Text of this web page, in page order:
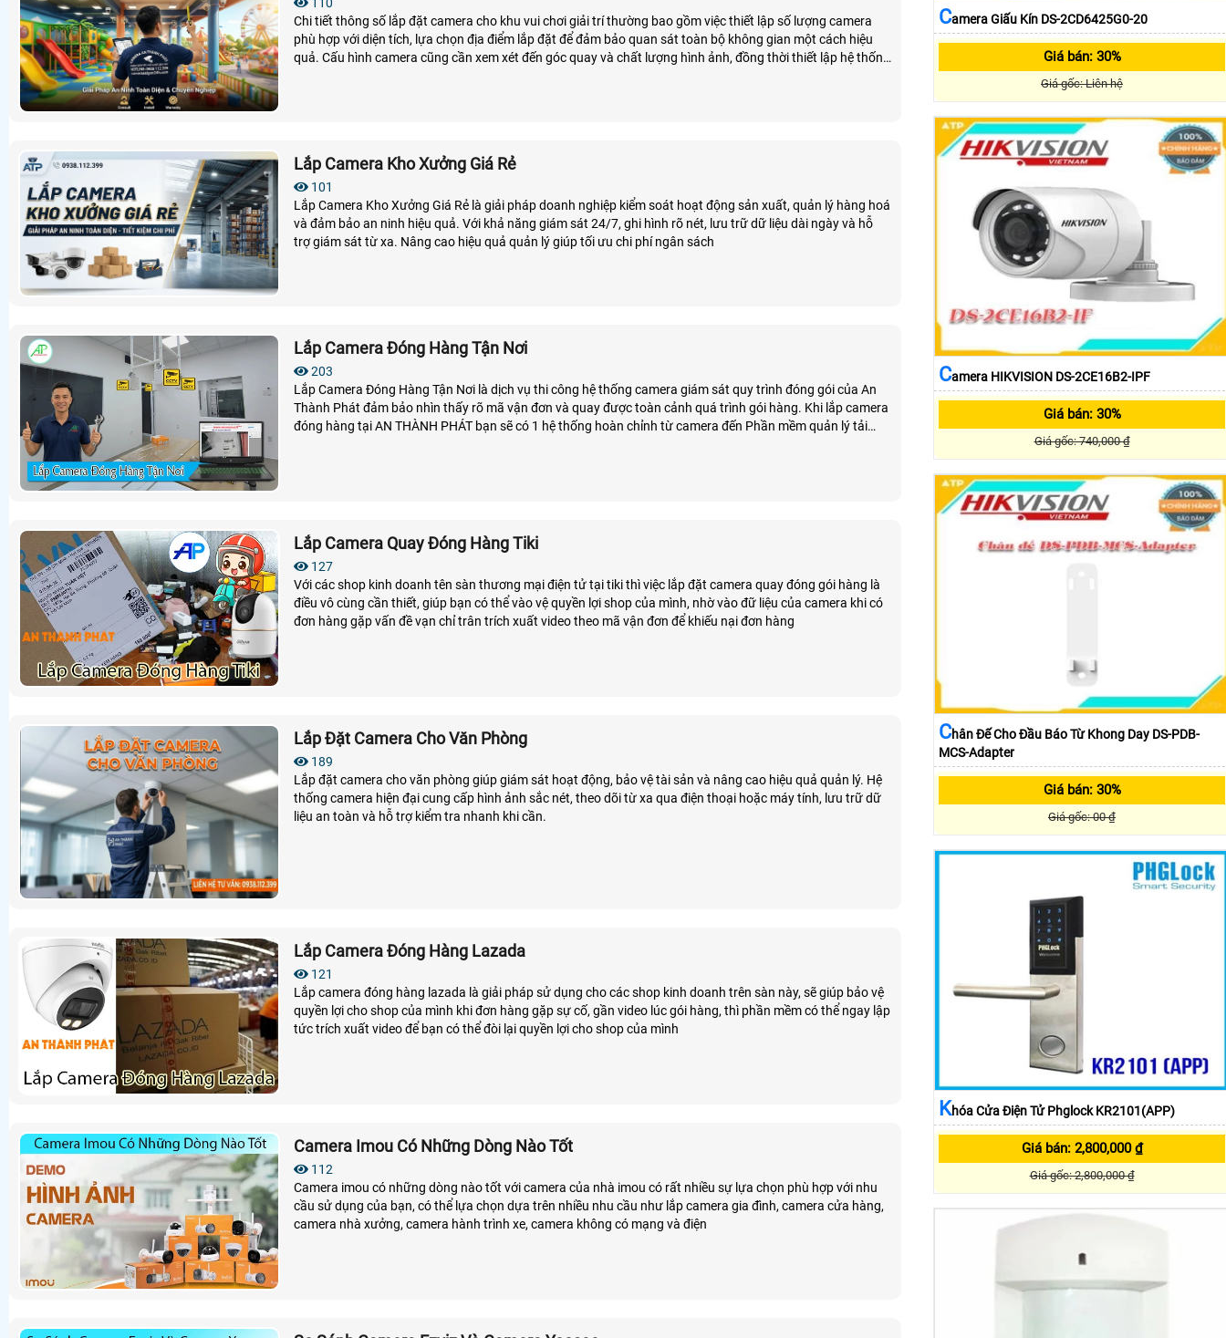
Chi tiết thông số lắp đặt camera cho khu vui chơi giải trí thường bao gồm việc thiết lập số lượng camera
phù hợp với diện tích, lựa chọn địa điểm lắp đặt để đảm bảo quan sát toàn bộ không gian một cách hiệu
quả. Cấu hình camera cũng cần xem xét đến góc quay và chất lượng hình ảnh, đồng thời thiết lập hệ thống
Lắp Camera Kho Xưởng Giá Rẻ
101
Lắp Camera Kho Xưởng Giá Rẻ là giải pháp doanh nghiệp kiểm soát hoạt động sản xuất, quản lý hàng hoá
và đảm bảo an ninh hiệu quả. Với khả năng giám sát 24/7, ghi hình rõ nét, lưu trữ dữ liệu dài ngày và hỗ
trợ giám sát từ xa. Nâng cao hiệu quả quản lý giúp tối ưu chi phí ngân sách
Lắp Camera Đóng Hàng Tận Nơi
203
Lắp Camera Đóng Hàng Tận Nơi là dịch vụ thi công hệ thống camera giám sát quy trình đóng gói của An
Thành Phát đảm bảo nhìn thấy rõ mã vận đơn và quay được toàn cảnh quá trình gói hàng. Khi lắp camera
đóng hàng tại AN THÀNH PHÁT bạn sẽ có 1 hệ thống hoàn chỉnh từ camera đến Phần mềm quản lý tải
Lắp Camera Quay Đóng Hàng Tiki
127
Với các shop kinh doanh tên sàn thương mại điện tử tại tiki thì việc lắp đặt camera quay đóng gói hàng là
điều vô cùng cần thiết, giúp bạn có thể vào vệ quyền lợi shop của mình, nhờ vào đữ liệu của camera khi có
đơn hàng gặp vấn đề vạn chỉ trân trích xuất video theo mã vận đơn để khiếu nại đơn hàng
Lắp Đặt Camera Cho Văn Phòng
189
Lắp đặt camera cho văn phòng giúp giám sát hoạt động, bảo vệ tài sản và nâng cao hiệu quả quản lý. Hệ
thống camera hiện đại cung cấp hình ảnh sắc nét, theo dõi từ xa qua điện thoại hoặc máy tính, lưu trữ dữ
liệu an toàn và hỗ trợ kiểm tra nhanh khi cần.
Lắp Camera Đóng Hàng Lazada
121
Lắp camera đóng hàng lazada là giải pháp sử dụng cho các shop kinh doanh trên sàn này, sẽ giúp bảo vệ
quyền lợi cho shop của mình khi đơn hàng gặp sự cố, gần video lúc gói hàng, thì phần mềm có thể ngay lập
tức trích xuất video để bạn có thể đòi lại quyền lợi cho shop của mình
Camera Imou Có Những Dòng Nào Tốt
112
Camera imou có những dòng nào tốt với camera của nhà imou có rất nhiều sự lựa chọn phù hợp với nhu
cầu sử dụng của bạn, có thể lựa chọn dựa trên nhiều nhu cầu như lắp camera gia đình, camera cửa hàng,
camera nhà xưởng, camera hành trình xe, camera không có mạng và điện
CAmera Giấu Kín DS-2CD6425G0-20
Giá bán: 30%
Giá gốc: Liên hệ
CAmera HIKVISION DS-2CE16B2-IPF
Giá bán: 30%
Giá gốc: 740,000 ₫
CHân Đế Cho Đầu Báo Từ Khong Day DS-PDB-
MCS-Adapter
Giá bán: 30%
Giá gốc: 00 ₫
KHóa Cửa Điện Tử Phglock KR2101(APP)
Giá bán: 2,800,000 ₫
Giá gốc: 2,800,000 ₫